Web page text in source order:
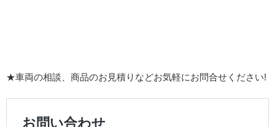
★車両の相談、商品のお見積りなどお気軽にお問合せください!